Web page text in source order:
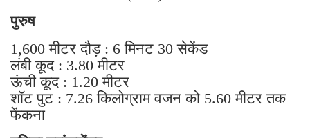
1,600 मीटर दौड़ : 6 मिनट 30 सेकेंड
लंबी कूद : 3.80 मीटर
ऊंची कूद : 1.20 मीटर
शॉट पुट : 7.26 किलोग्राम वजन को 5.60 मीटर तक
फेंकना